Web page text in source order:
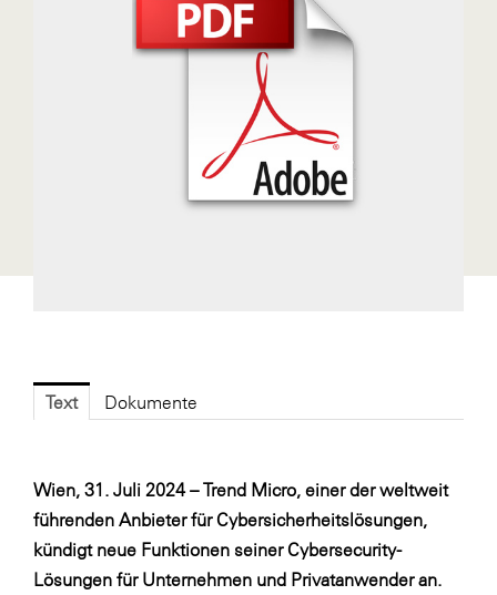
FV Energierohstoff & Kraftstoff
Gas Connect Austria
GBV - Verband gemeinnütziger
Johnson & Johnson
LAT Nitrogen
Libro
Lidl Österreich
Text Dokumente
Wien, 31. Juli 2024 – Trend Micro, einer der weltweit
führenden Anbieter für Cybersicherheitslösungen,
kündigt neue Funktionen seiner Cybersecurity-
Lösungen für Unternehmen und Privatanwender an.